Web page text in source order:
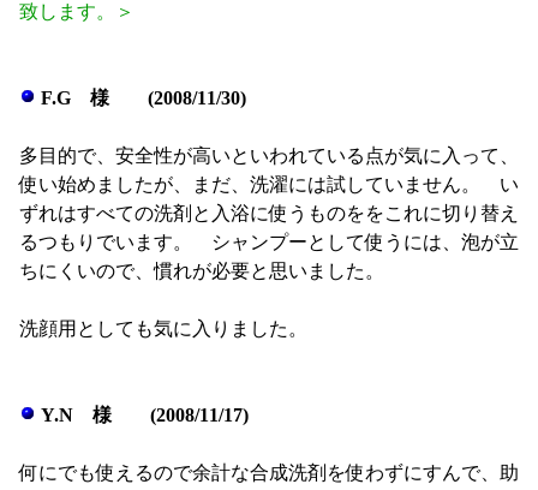
致します。＞
F.G 様 (2008/11/30)
多目的で、安全性が高いといわれている点が気に入って、
使い始めましたが、まだ、洗濯には試していません。 い
ずれはすべての洗剤と入浴に使うものををこれに切り替え
るつもりでいます。 シャンプーとして使うには、泡が立
ちにくいので、慣れが必要と思いました。
洗顔用としても気に入りました。
Y.N 様 (2008/11/17)
何にでも使えるので余計な合成洗剤を使わずにすんで、助